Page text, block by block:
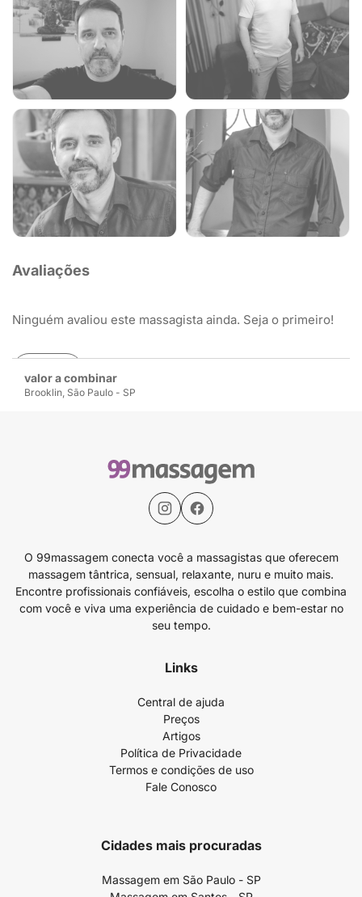
valor a combinar
Brooklin, São Paulo - SP
Avaliações
Ninguém avaliou este massagista ainda. Seja o primeiro!
Avaliar
O 99massagem conecta você a massagistas que oferecem
massagem tântrica, sensual, relaxante, nuru e muito mais.
Encontre profissionais confiáveis, escolha o estilo que combina
com você e viva uma experiência de cuidado e bem-estar no
seu tempo.
Links
Central de ajuda
Preços
Artigos
Política de Privacidade
Termos e condições de uso
Fale Conosco
Cidades mais procuradas
Massagem em São Paulo - SP